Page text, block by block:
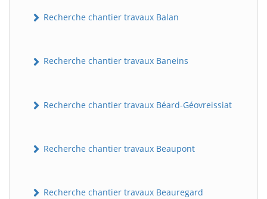
Recherche chantier travaux Balan
Recherche chantier travaux Baneins
Recherche chantier travaux Béard-Géovreissiat
Recherche chantier travaux Beaupont
Recherche chantier travaux Beauregard